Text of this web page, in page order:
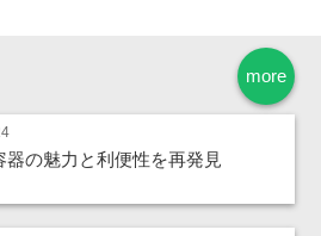
more
器の魅力と利便性を再発見